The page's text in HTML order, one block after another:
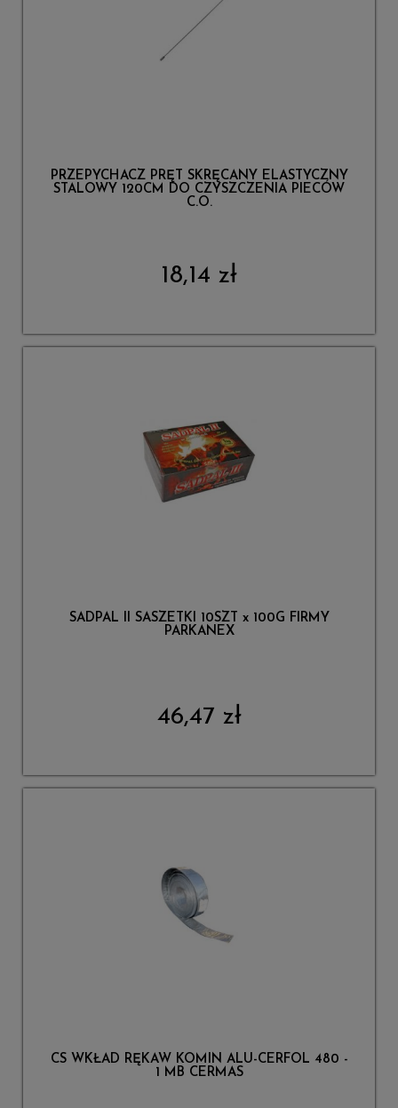
PRZEPYCHACZ PRĘT SKRĘCANY ELASTYCZNY
STALOWY 120CM DO CZYSZCZENIA PIECÓW
C.O.
18,14 zł
SADPAL II SASZETKI 10SZT x 100G FIRMY
PARKANEX
46,47 zł
CS WKŁAD RĘKAW KOMIN ALU-CERFOL 480 -
1 MB CERMAS